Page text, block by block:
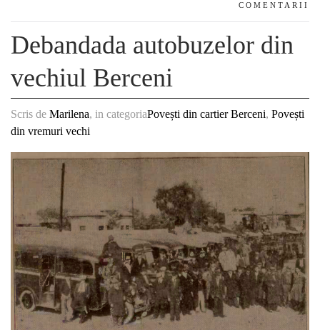
COMENTARII
Debandada autobuzelor din
vechiul Berceni
Scris de Marilena, in categoriaPovești din cartier Berceni, Povești
din vremuri vechi